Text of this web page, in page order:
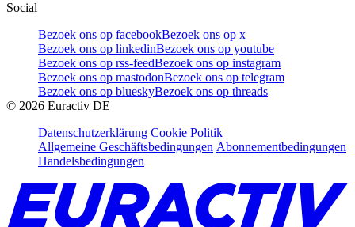
Social
Bezoek ons op facebookBezoek ons op x
Bezoek ons op linkedinBezoek ons op youtube
Bezoek ons op rss-feedBezoek ons op instagram
Bezoek ons op mastodonBezoek ons op telegram
Bezoek ons op blueskyBezoek ons op threads
© 2026 Euractiv DE
Datenschutzerklärung Cookie Politik
Allgemeine Geschäftsbedingungen Abonnementbedingungen
Handelsbedingungen